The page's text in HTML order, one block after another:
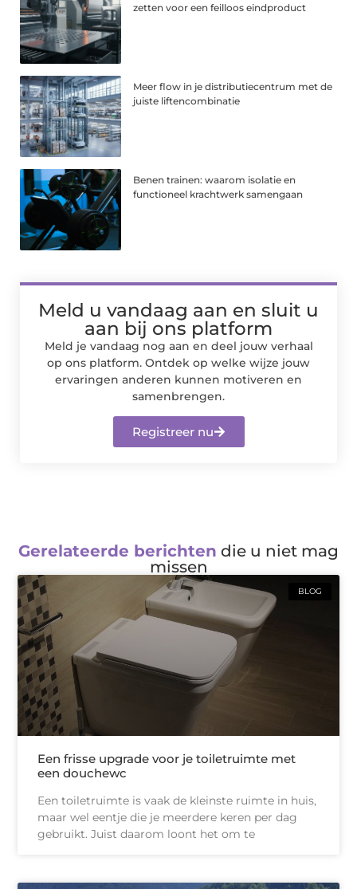
zetten voor een feilloos eindproduct
Meer flow in je distributiecentrum met de
juiste liftencombinatie
Benen trainen: waarom isolatie en
functioneel krachtwerk samengaan
Meld u vandaag aan en sluit u
aan bij ons platform
Meld je vandaag nog aan en deel jouw verhaal
op ons platform. Ontdek op welke wijze jouw
ervaringen anderen kunnen motiveren en
samenbrengen.
Registreer nu
Gerelateerde berichten die u niet mag
missen
BLOG
Een frisse upgrade voor je toiletruimte met
een douchewc
Een toiletruimte is vaak de kleinste ruimte in huis,
maar wel eentje die je meerdere keren per dag
gebruikt. Juist daarom loont het om te